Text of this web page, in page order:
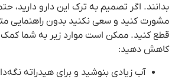
بدانند. اگر تصمیم به ترک این دارو دارید،
مشورت کنید و سعی نکنید بدون
قطع کنید. ممکن است موارد زیر به شما کمک
کاهش دهید:
آب زیادی بنوشید و برای هیدراته